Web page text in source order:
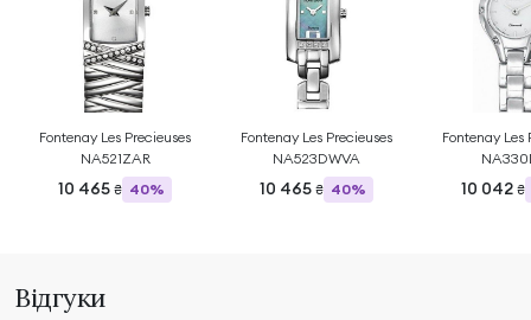
Fontenay Les Precieuses
NA521ZAR
10 465 ₴ 40%
Fontenay Les Precieuses
NA523DWVA
10 465 ₴ 40%
Fontenay Les
10 042 ₴
Відгуки